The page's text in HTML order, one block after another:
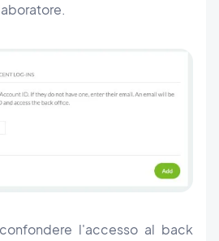
confondere l'accesso al back